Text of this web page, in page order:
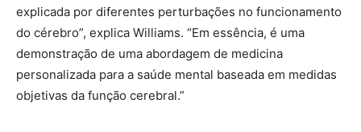
explicada por diferentes perturbações no funcionamento
do cérebro”, explica Williams. “Em essência, é uma
demonstração de uma abordagem de medicina
personalizada para a saúde mental baseada em medidas
objetivas da função cerebral.”